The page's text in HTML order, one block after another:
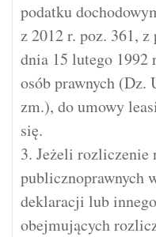
podatku
z 2012 r. poz. 361,
dnia 15 lutego 1992
osób prawnych (Dz.
zm.), do umowy
się.
3. Jeżeli rozliczenie
publicznoprawnych
deklaracji lub
obejmujących